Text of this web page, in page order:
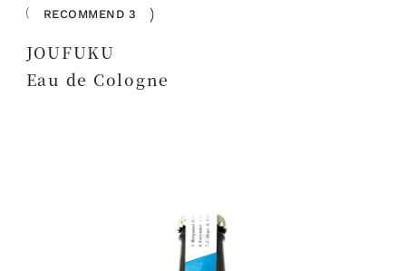
RECOMMEND 3
JOUFUKU
Eau de Cologne